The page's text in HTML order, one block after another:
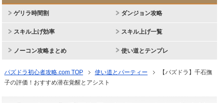
ゲリラ時間割 ダンジョン攻略
スキル上げ効率 スキル上げ一覧
ノーコン攻略まとめ 使い道とテンプレ
パズドラ初心者攻略.com TOP 使い道とパーティー
【パズドラ】千石撫
子の評価！おすすめ潜在覚醒とアシスト